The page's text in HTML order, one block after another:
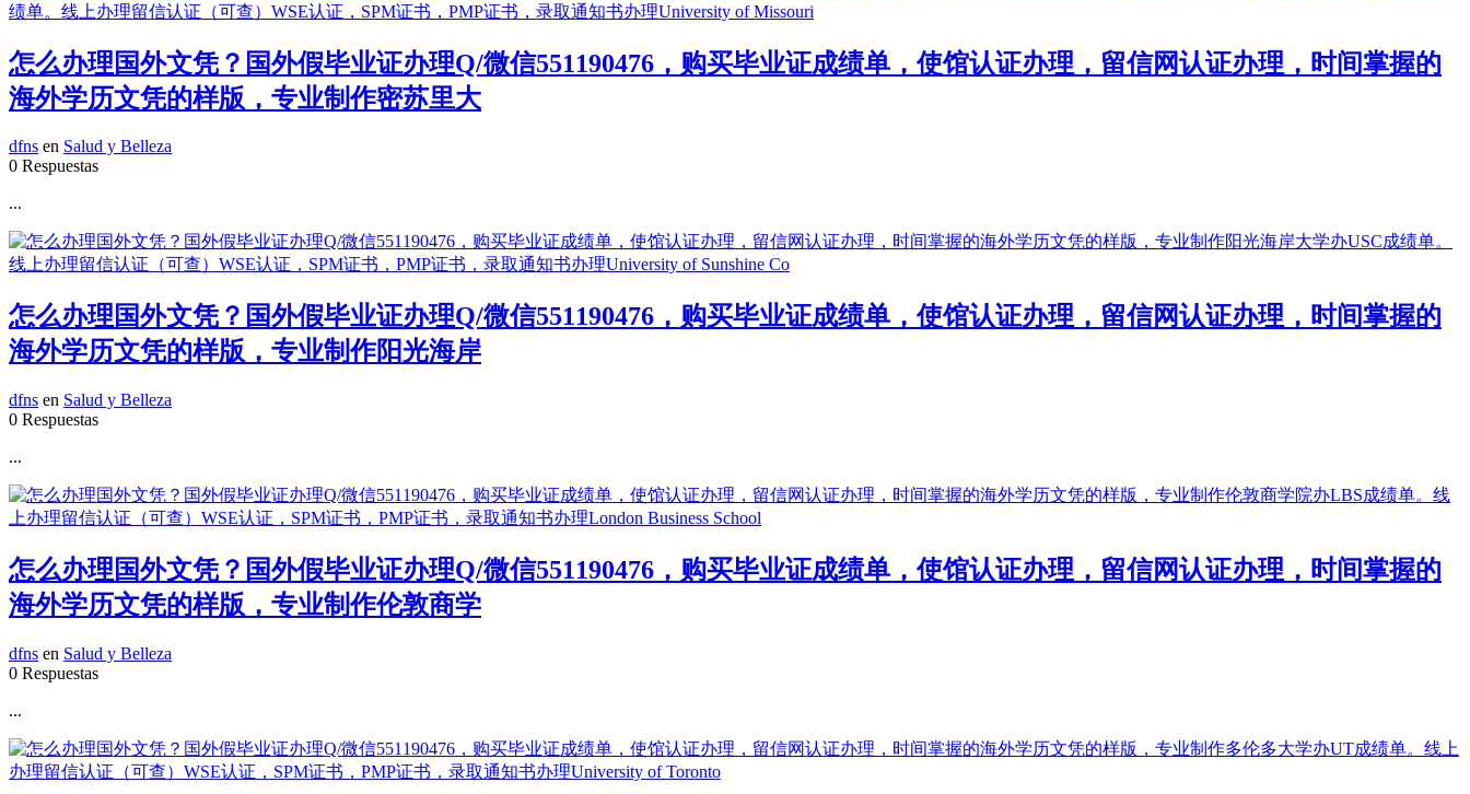
怎么办理国外文凭？国外假毕业证办理Q/微信551190476，购买毕业证成绩单，使馆认证办理，留信网认证办理，时间掌握的
海外学历文凭的样版，专业制作密苏里大
dfns en Salud y Belleza
0 Respuestas
...
怎么办理国外文凭？国外假毕业证办理Q/微信551190476，购买毕业证成绩单，使馆认证办理，留信网认证办理，时间掌握的
海外学历文凭的样版，专业制作阳光海岸
dfns en Salud y Belleza
0 Respuestas
...
怎么办理国外文凭？国外假毕业证办理Q/微信551190476，购买毕业证成绩单，使馆认证办理，留信网认证办理，时间掌握的
海外学历文凭的样版，专业制作伦敦商学
dfns en Salud y Belleza
0 Respuestas
...